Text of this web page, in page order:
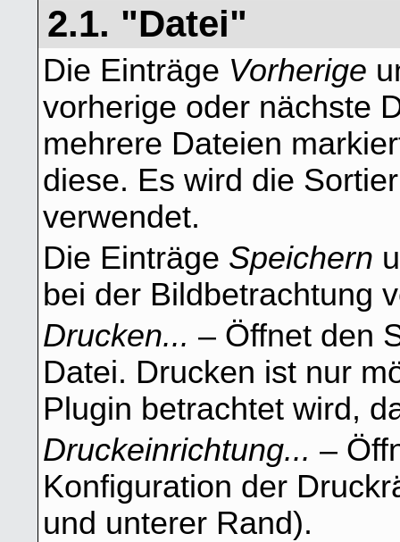
2.1. "Datei"
Die Einträge Vorherige
vorherige oder nächste
mehrere Dateien
diese. Es wird die
verwendet.
Die Einträge Speichern
bei der Bildbetrachtung
Drucken... – Öffnet den
Datei. Drucken ist nur
Plugin betrachtet wird,
Druckeinrichtung... –
Konfiguration der
und unterer Rand).